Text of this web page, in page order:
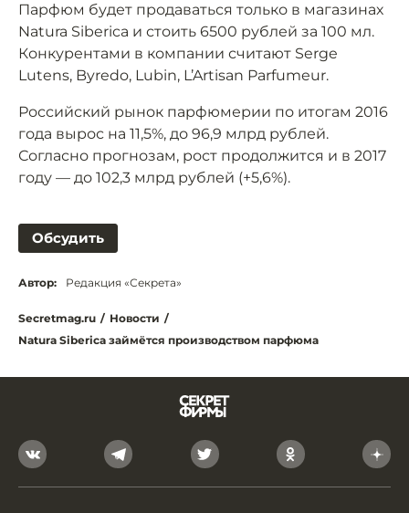
Парфюм будет продаваться только в магазинах
Natura Siberica и стоить 6500 рублей за 100 мл.
Конкурентами в компании считают Serge
Lutens, Byredo, Lubin, L’Artisan Parfumeur.
Российский рынок парфюмерии по итогам 2016
года вырос на 11,5%, до 96,9 млрд рублей.
Согласно прогнозам, рост продолжится и в 2017
году — до 102,3 млрд рублей (+5,6%).
Обсудить
Автор: Редакция «Секрета»
Secretmag.ru / Новости /
Natura Siberica займётся производством парфюма